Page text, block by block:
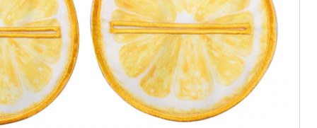
voor
& Comfort”